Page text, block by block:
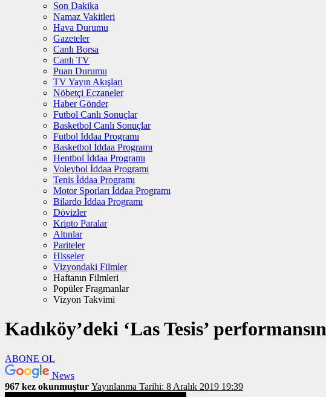
Son Dakika
Namaz Vakitleri
Hava Durumu
Gazeteler
Canlı Borsa
Canlı TV
Puan Durumu
TV Yayın Akışları
Nöbetçi Eczaneler
Haber Gönder
Futbol Canlı Sonuçlar
Basketbol Canlı Sonuçlar
Futbol İddaa Programı
Basketbol İddaa Programı
Hentbol İddaa Programı
Voleybol İddaa Programı
Tenis İddaa Programı
Motor Sporları İddaa Programı
Bilardo İddaa Programı
Dövizler
Kripto Paralar
Altınlar
Pariteler
Hisseler
Vizyondaki Filmler
Haftanın Filmleri
Popüler Fragmanlar
Vizyon Takvimi
Kadıköy’deki ‘Las Tesis’
ABONE OL
News
967 kez okunmuştur Yayınlanma Tarihi: 8 Aralık 2019 19:39